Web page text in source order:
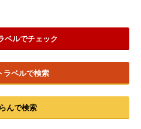
ベルでチェック
ラベルで検索
んで検索